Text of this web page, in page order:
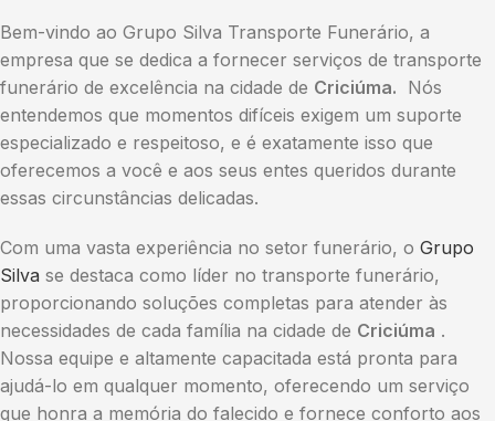
Bem-vindo ao Grupo Silva Transporte Funerário, a
empresa que se dedica a fornecer serviços de transporte
funerário de excelência na cidade de Criciúma. Nós
entendemos que momentos difíceis exigem um suporte
especializado e respeitoso, e é exatamente isso que
oferecemos a você e aos seus entes queridos durante
essas circunstâncias delicadas.
Com uma vasta experiência no setor funerário, o Grupo
Silva se destaca como líder no transporte funerário,
proporcionando soluções completas para atender às
necessidades de cada família na cidade de Criciúma .
Nossa equipe e altamente capacitada está pronta para
ajudá-lo em qualquer momento, oferecendo um serviço
que honra a memória do falecido e fornece conforto aos